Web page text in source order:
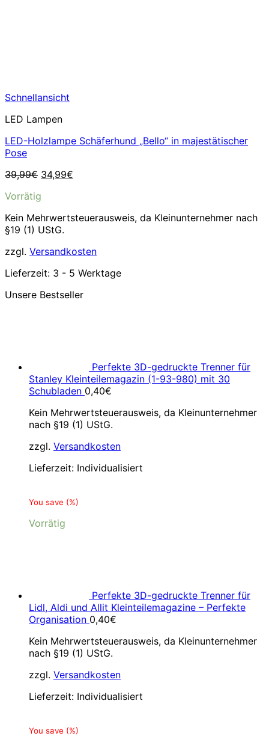
Schnellansicht
LED Lampen
LED-Holzlampe Schäferhund „Bello“ in majestätischer
Pose
39,99€ Ursprünglicher
war:
34,99€
Vorrätig
Kein Mehrwertsteuerausweis, da Kleinunternehmer nach
§19 (1) UStG.
zzgl. Versandkosten
Lieferzeit: 3 - 5 Werktage
Unsere Bestseller
Perfekte 3D-gedruckte Trenner für
Stanley Kleinteilemagazin (1-93-980) mit 30
Schubladen 0,40€
Kein Mehrwertsteuerausweis, da Kleinunternehmer
nach §19 (1) UStG.
zzgl. Versandkosten
Lieferzeit: Individualisiert
You save (%)
Vorrätig
Perfekte 3D-gedruckte Trenner für
Lidl, Aldi und Allit Kleinteilemagazine – Perfekte
Organisation 0,40€
Kein Mehrwertsteuerausweis, da Kleinunternehmer
nach §19 (1) UStG.
zzgl. Versandkosten
Lieferzeit: Individualisiert
You save (%)